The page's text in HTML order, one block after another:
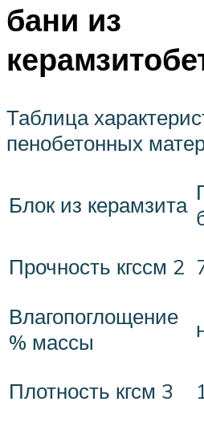
бани из
Таблица
пенобетонных
Блок из керамзита
Прочность кгссм 2
Влагопоглощение
% массы
Плотность кгсм 3